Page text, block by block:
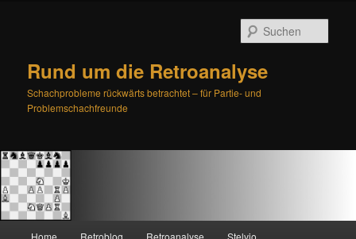
Rund um die Retroanalyse
Schachprobleme rückwärts betrachtet – für Partie- und
Problemschachfreunde